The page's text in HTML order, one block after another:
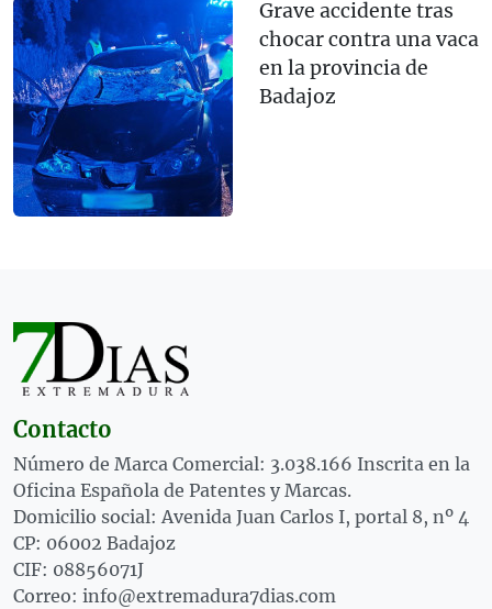
Grave accidente tras
chocar contra una vaca
en la provincia de
Badajoz
Contacto
Número de Marca Comercial: 3.038.166 Inscrita en la
Oficina Española de Patentes y Marcas.
Domicilio social: Avenida Juan Carlos I, portal 8, nº 4
CP: 06002 Badajoz
CIF: 08856071J
Correo: info@extremadura7dias.com